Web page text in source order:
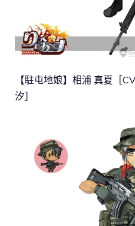
【駐屯地娘】相浦 真夏［
汐］